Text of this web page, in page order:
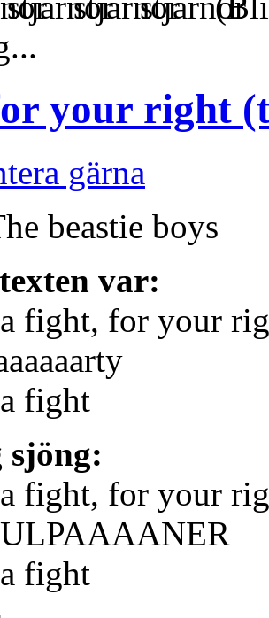
your right
gärna
beastie boys
var:
fight, for your
fight
sjöng:
fight, for your
fight